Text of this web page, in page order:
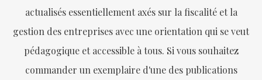
actualisés essentiellement axés sur la fiscalité et la
gestion des entreprises avec une orientation qui se veut
pédagogique et accessible à tous. Si vous souhaitez
commander un exemplaire d'une des publications